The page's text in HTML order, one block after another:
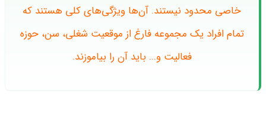
خاصی محدود نیستند. آن‌ها ویژگی‌های کلی هستند که
تمام افراد یک مجموعه فارغ از موقعیت شغلی، سن، حوزه
فعالیت و... باید آن را بیاموزند.